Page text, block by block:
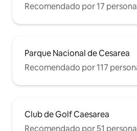
Recomendado por 17
Parque Nacional de Cesarea
Recomendado por 117
Club de Golf Caesarea
Recomendado por 51